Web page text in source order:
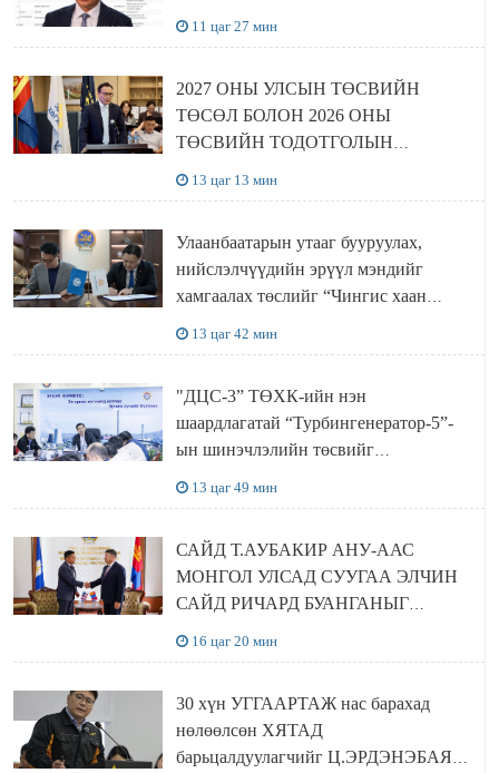
11 цаг 27 мин
2027 ОНЫ УЛСЫН ТӨСВИЙН
ТӨСӨЛ БОЛОН 2026 ОНЫ
ТӨСВИЙН ТОДОТГОЛЫН
ТӨСЛИЙН ОЛОН НИЙТИЙН
ХЭЛЭЛЦҮҮЛЭГ БОЛЛОО
13 цаг 13 мин
Улаанбаатарын утааг бууруулах,
нийслэлчүүдийн эрүүл мэндийг
хамгаалах төслийг “Чингис хаан
баялгийн сан нэгдэл” ХХК-тай
хамтран хэрэгжүүлнэ
13 цаг 42 мин
"ДЦС-3” ТӨХК-ийн нэн
шаардлагатай “Турбингенератор-5”-
ын шинэчлэлийн төсвийг
шийдвэрлэхээр болов
13 цаг 49 мин
САЙД Т.АУБАКИР АНУ-ААС
МОНГОЛ УЛСАД СУУГАА ЭЛЧИН
САЙД РИЧАРД БУАНГАНЫГ
ХҮЛЭЭН АВЧ УУЛЗЛАА
16 цаг 20 мин
30 хүн УГГААРТАЖ нас барахад
нөлөөлсөн ХЯТАД
барьцалдуулагчийг Ц.ЭРДЭНЭБАЯР